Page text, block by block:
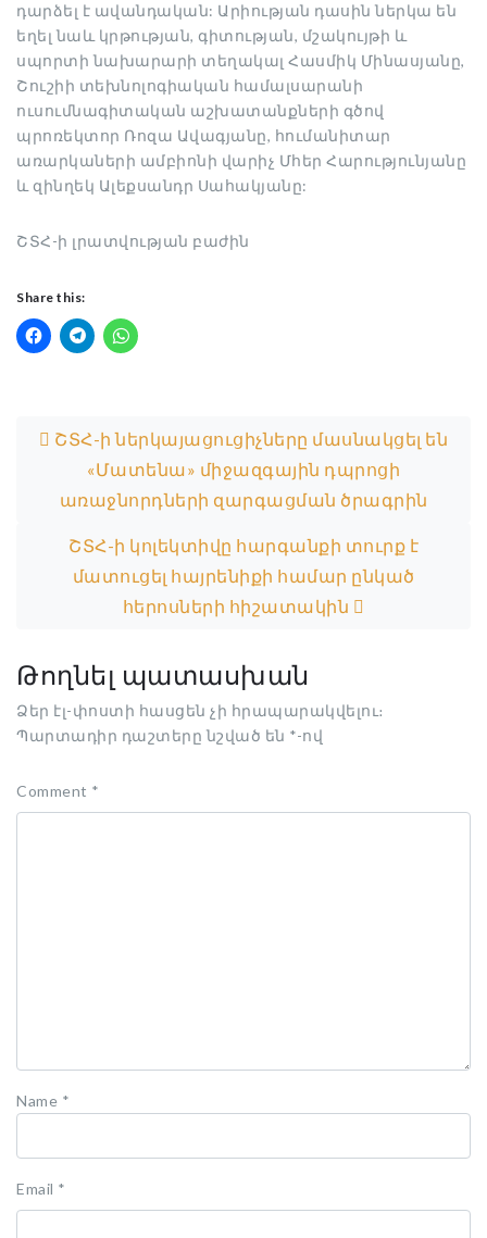
դարձել է ավանդական: Արիության դասին ներկա են
եղել նաև կրթության, գիտության, մշակույթի և
սպորտի նախարարի տեղակալ Հասմիկ Մինասյանը,
Շուշիի տեխնոլոգիական համալսարանի
ուսումնագիտական աշխատանքների գծով
պրոռեկտոր Ռոզա Ավագյանը, հումանիտար
առարկաների ամբիոնի վարիչ Մհեր Հարությունյանը
և զինղեկ Ալեքսանդր Սահակյանը:
ՇՏՀ-ի լրատվության բաժին
Share this:
ՇՏՀ-ի ներկայացուցիչները մասնակցել են
«Մատենա» միջազգային դպրոցի
առաջնորդների զարգացման ծրագրին
ՇՏՀ-ի կոլեկտիվը հարգանքի տուրք է
մատուցել հայրենիքի համար ընկած
հերոսների հիշատակին
Թողնել պատասխան
Ձեր էլ-փոստի հասցեն չի հրապարակվելու։
Պարտադիր դաշտերը նշված են *-ով
Comment *
Name *
Email *